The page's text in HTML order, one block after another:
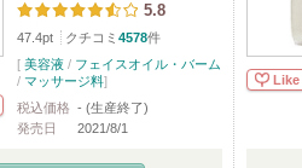
5.8
47.4pt クチコミ 4578件
[ 美容液/ フェイスオイル・バーム
/ マッサージ料]
税込価格 - (生産終了)
発売日
2021/8/1
Like